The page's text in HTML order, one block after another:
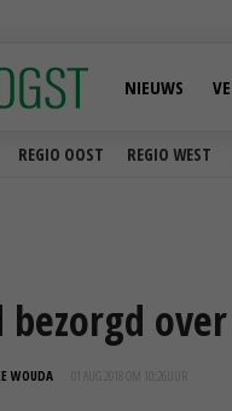
REGIO OOST REGIO WEST
NIEUWS
bezorgd
WOUDA 01 AUG 2018 OM 10:26